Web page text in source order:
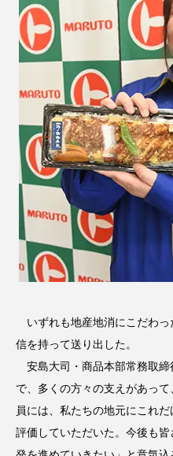
いずれも地産地消にこだわっ
信を持って送り出した。
安島大司・商品本部常務取締
で、多くの方々の支えがあっ
員には、私たちの地元にこれ
評価していただいた。今後も